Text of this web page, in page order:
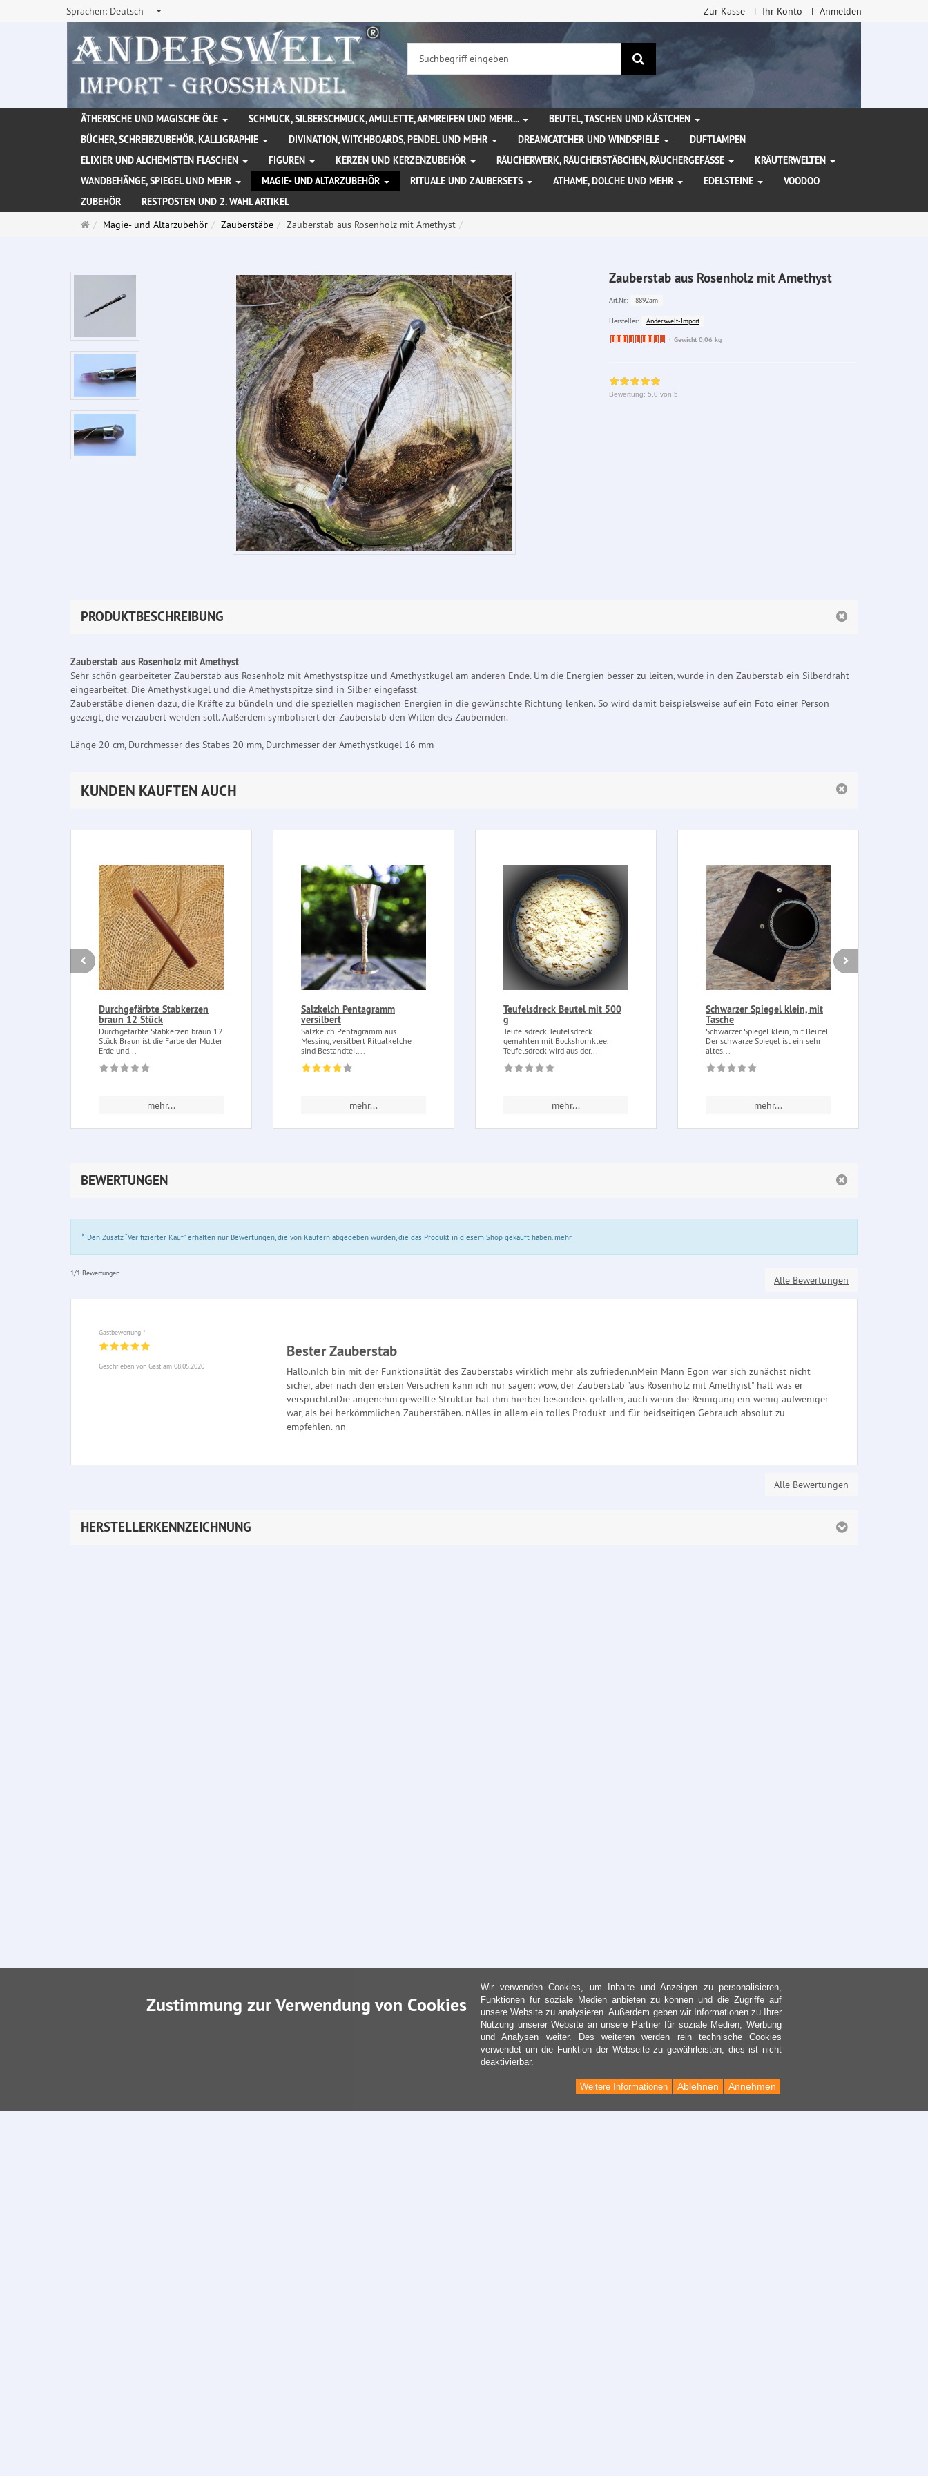
Sprachen: Deutsch Zur Kasse Ihr Konto Anmelden
Suchen
ÄTHERISCHE UND MAGISCHE ÖLE SCHMUCK, SILBERSCHMUCK, AMULETTE, ARMREIFEN UND MEHR...
BEUTEL, TASCHEN UND KÄSTCHEN
BÜCHER, SCHREIBZUBEHÖR, KALLIGRAPHIE
DIVINATION, WITCHBOARDS, PENDEL UND MEHR DREAMCATCHER UND WINDSPIELE
DUFTLAMPEN
ELIXIER UND ALCHEMISTEN FLASCHEN
FIGUREN KERZEN UND KERZENZUBEHÖR RÄUCHERWERK, RÄUCHERSTÄBCHEN, RÄUCHERGEFÄSSE
KRÄUTERWELTEN
WANDBEHÄNGE, SPIEGEL UND MEHR
MAGIE- UND ALTARZUBEHÖR RITUALE UND ZAUBERSETS ATHAME, DOLCHE UND MEHR EDELSTEINE
VOODOO
ZUBEHÖR
RESTPOSTEN UND 2. WAHL ARTIKEL
Startseite
Magie- und Altarzubehör Zauberstäbe Zauberstab aus Rosenholz mit Amethyst
Zauberstab aus Rosenholz mit Amethyst
Art.Nr.: 8892am
Hersteller:
Anderswelt-Import
WareGewicht 0,06 kg
Bewertung: 5.0 von 5
PRODUKTBESCHREIBUNG
Zauberstab aus Rosenholz mit Amethyst
Sehr schön gearbeiteter Zauberstab aus Rosenholz mit Amethystspitze und Amethystkugel am anderen Ende. Um die Energien besser zu leiten, wurde in den Zauberstab ein Silberdraht
eingearbeitet. Die Amethystkugel und die Amethystspitze sind in Silber eingefasst.
Zauberstäbe dienen dazu, die Kräfte zu bündeln und die speziellen magischen Energien in die gewünschte Richtung lenken. So wird damit beispielsweise auf ein Foto einer Person
gezeigt, die verzaubert werden soll. Außerdem symbolisiert der Zauberstab den Willen des Zaubernden.
Länge 20 cm, Durchmesser des Stabes 20 mm, Durchmesser der Amethystkugel 16 mm
KUNDEN KAUFTEN AUCH
Durchgefärbte Stabkerzen
braun 12 Stück
Durchgefärbte Stabkerzen braun 12
Stück Braun ist die Farbe der Mutter
Erde und...
mehr...
Salzkelch Pentagramm
versilbert
Salzkelch Pentagramm aus
Messing, versilbert Ritualkelche
sind Bestandteil...
mehr...
Teufelsdreck Beutel mit 500
g
Teufelsdreck Teufelsdreck
gemahlen mit Bockshornklee.
Teufelsdreck wird aus der...
mehr...
Schwarzer Spiegel klein, mit
Tasche
Schwarzer Spiegel klein, mit Beutel
Der schwarze Spiegel ist ein sehr
altes...
mehr...
BEWERTUNGEN
* Den Zusatz “Verifizierter Kauf” erhalten nur Bewertungen, die von Käufern abgegeben wurden, die das Produkt in diesem Shop gekauft haben. mehr
1/1 Bewertungen
Alle Bewertungen
Gastbewertung *
Geschrieben von Gast am 08.05.2020
Bester Zauberstab
Hallo.nIch bin mit der Funktionalität des Zauberstabs wirklich mehr als zufrieden.nMein Mann Egon war sich zunächst nicht
sicher, aber nach den ersten Versuchen kann ich nur sagen: wow, der Zauberstab "aus Rosenholz mit Amethyist" hält was er
verspricht.nDie angenehm gewellte Struktur hat ihm hierbei besonders gefallen, auch wenn die Reinigung ein wenig aufweniger
war, als bei herkömmlichen Zauberstäben. nAlles in allem ein tolles Produkt und für beidseitigen Gebrauch absolut zu
empfehlen. nn
Alle Bewertungen
HERSTELLERKENNZEICHNUNG
Zustimmung zur Verwendung von Cookies
Wir verwenden Cookies, um Inhalte und Anzeigen zu personalisieren,
Funktionen für soziale Medien anbieten zu können und die Zugriffe auf
unsere Website zu analysieren. Außerdem geben wir Informationen zu Ihrer
Nutzung unserer Website an unsere Partner für soziale Medien, Werbung
und Analysen weiter. Des weiteren werden rein technische Cookies
verwendet um die Funktion der Webseite zu gewährleisten, dies ist nicht
deaktivierbar.
Annehmen
Ablehnen
Weitere Informationen